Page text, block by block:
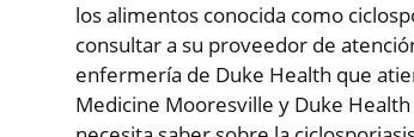
los alimentos conocida como
consultar a su proveedor de
enfermería de Duke Health que
Medicine Mooresville y Duke